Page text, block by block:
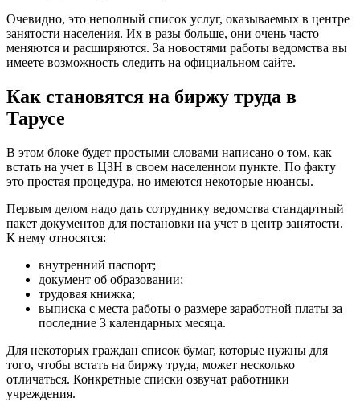
Очевидно, это неполный список услуг, оказываемых в центре
занятости населения. Их в разы больше, они очень часто
меняются и расширяются. За новостями работы ведомства вы
имеете возможность следить на официальном сайте.
Как становятся на биржу труда в
Тарусе
В этом блоке будет простыми словами написано о том, как
встать на учет в ЦЗН в своем населенном пункте. По факту
это простая процедура, но имеются некоторые нюансы.
Первым делом надо дать сотруднику ведомства стандартный
пакет документов для постановки на учет в центр занятости.
К нему относятся:
внутренний паспорт;
документ об образовании;
трудовая книжка;
выписка с места работы о размере заработной платы за
последние 3 календарных месяца.
Для некоторых граждан список бумаг, которые нужны для
того, чтобы встать на биржу труда, может несколько
отличаться. Конкретные списки озвучат работники
учреждения.